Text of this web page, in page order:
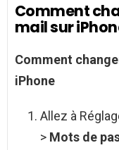
Comment
mail sur
Comment
iPhone
Allez à
> Mots de